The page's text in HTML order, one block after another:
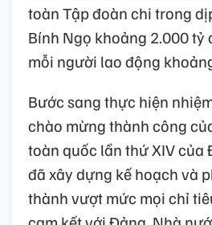
toàn Tập đoàn chi trong
Bính Ngọ khoảng 2.000 tỷ
mỗi người lao động
Bước sang thực hiện
chào mừng thành công
toàn quốc lần thứ XIV của
đã xây dựng kế hoạch và
thành vượt mức mọi chỉ